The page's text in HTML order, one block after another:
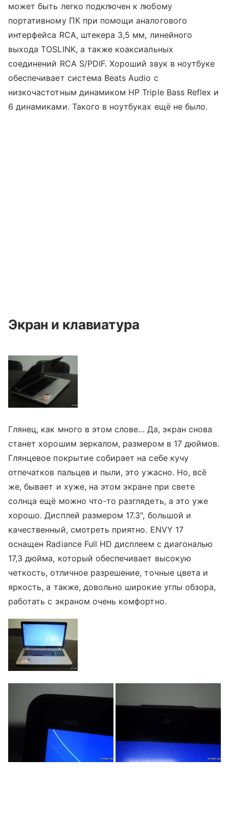
может быть легко подключен к любому
портативному ПК при помощи аналогового
интерфейса RCA, штекера 3,5 мм, линейного
выхода TOSLINK, а также коаксиальных
соединений RCA S/PDIF. Хороший звук в ноутбуке
обеспечивает система Beats Audio с
низкочастотным динамиком HP Triple Bass Reflex и
6 динамиками. Такого в ноутбуках ещё не было.
Экран и клавиатура
Глянец, как много в этом слове... Да, экран снова
станет хорошим зеркалом, размером в 17 дюймов.
Глянцевое покрытие собирает на себе кучу
отпечатков пальцев и пыли, это ужасно. Но, всё
же, бывает и хуже, на этом экране при свете
солнца ещё можно что-то разглядеть, а это уже
хорошо. Дисплей размером 17.3", большой и
качественный, смотреть приятно. ENVY 17
оснащен Radiance Full HD дисплеем с диагональю
17,3 дюйма, который обеспечивает высокую
четкость, отличное разрешение, точные цвета и
яркость, а также, довольно широкие углы обзора,
работать с экраном очень комфортно.